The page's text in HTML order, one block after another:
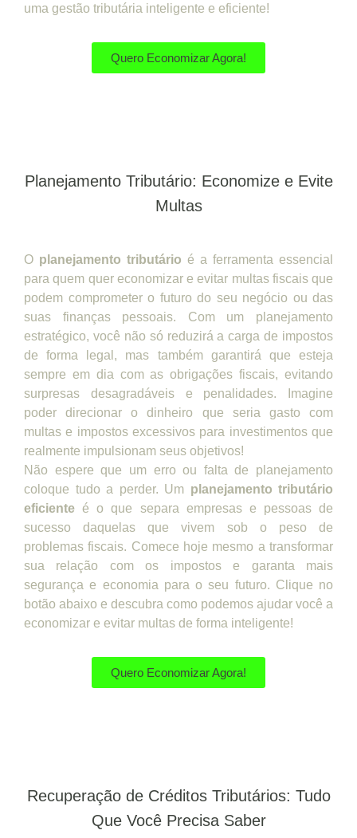
uma gestão tributária inteligente e eficiente!
Quero Economizar Agora!
Planejamento Tributário: Economize e Evite
Multas
O planejamento tributário é a ferramenta essencial
para quem quer economizar e evitar multas fiscais que
podem comprometer o futuro do seu negócio ou das
suas finanças pessoais. Com um planejamento
estratégico, você não só reduzirá a carga de impostos
de forma legal, mas também garantirá que esteja
sempre em dia com as obrigações fiscais, evitando
surpresas desagradáveis e penalidades. Imagine
poder direcionar o dinheiro que seria gasto com
multas e impostos excessivos para investimentos que
realmente impulsionam seus objetivos!
Não espere que um erro ou falta de planejamento
coloque tudo a perder. Um planejamento tributário
eficiente é o que separa empresas e pessoas de
sucesso daquelas que vivem sob o peso de
problemas fiscais. Comece hoje mesmo a transformar
sua relação com os impostos e garanta mais
segurança e economia para o seu futuro. Clique no
botão abaixo e descubra como podemos ajudar você a
economizar e evitar multas de forma inteligente!
Quero Economizar Agora!
Recuperação de Créditos Tributários: Tudo
Que Você Precisa Saber